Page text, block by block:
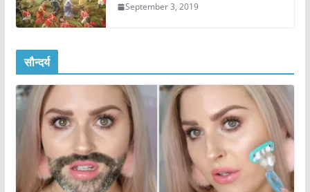
September 3, 2019
सौन्दर्य